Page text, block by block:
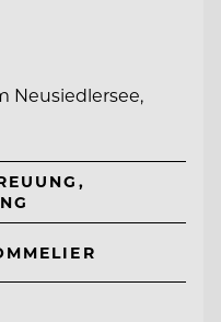
Neusiedlersee,